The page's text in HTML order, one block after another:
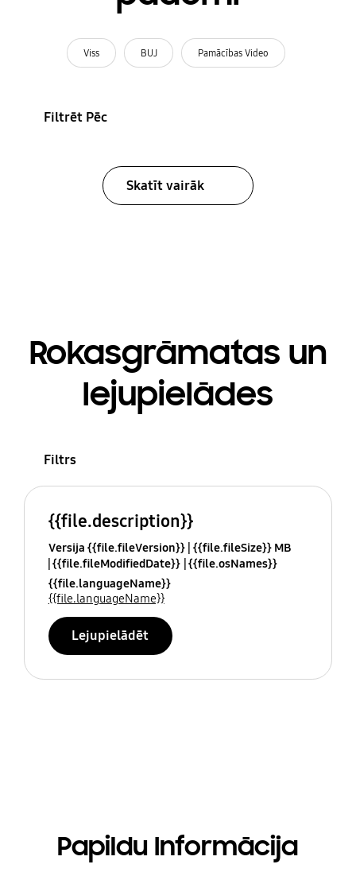
Viss BUJ Pamācības Video
Filtrēt Pēc
Skatīt vairāk
Rokasgrāmatas un
lejupielādes
Filtrs
{{file.description}}
Versija {{file.fileVersion}} {{file.fileSize}} MB
{{file.fileModifiedDate}} {{file.osNames}}
{{file.languageName}}
{{file.languageName}}
Lejupielādēt
Papildu Informācija